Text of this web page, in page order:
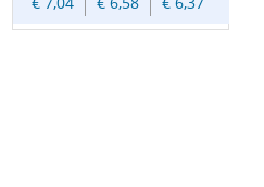
acciaio temprato che